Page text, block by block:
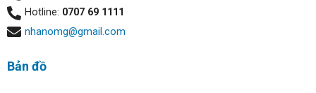
Hotline: 0707 69 1111
nhanomg@gmail.com
Bản đồ